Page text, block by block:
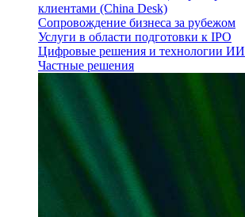
клиентами (China Desk)
Сопровождение бизнеса за рубежом
Услуги в области подготовки к IPO
Цифровые решения и технологии ИИ
Частные решения